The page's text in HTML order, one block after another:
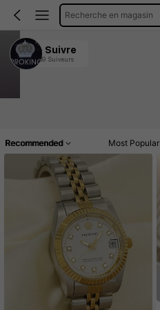
Recherche en magasin
PROKING WATCH
4.88
Suivre
839 Suiveurs
Recommended Most Popular